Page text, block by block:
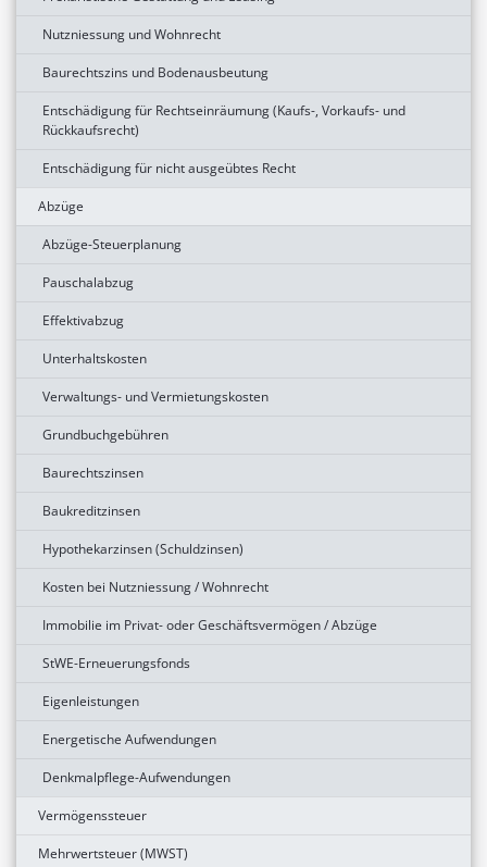
Nutzniessung und Wohnrecht
Baurechtszins und Bodenausbeutung
Entschädigung für Rechtseinräumung (Kaufs-, Vorkaufs- und
Rückkaufsrecht)
Entschädigung für nicht ausgeübtes Recht
Abzüge
Abzüge-Steuerplanung
Pauschalabzug
Effektivabzug
Unterhaltskosten
Verwaltungs- und Vermietungskosten
Grundbuchgebühren
Baurechtszinsen
Baukreditzinsen
Hypothekarzinsen (Schuldzinsen)
Kosten bei Nutzniessung / Wohnrecht
Immobilie im Privat- oder Geschäftsvermögen / Abzüge
StWE-Erneuerungsfonds
Eigenleistungen
Energetische Aufwendungen
Denkmalpflege-Aufwendungen
Vermögenssteuer
Mehrwertsteuer (MWST)